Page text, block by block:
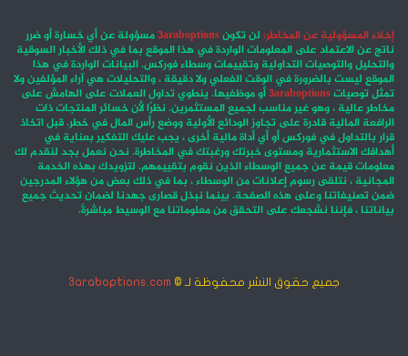
إخلاء المسؤولية عن المخاطر: لن تكون3araboptionsمسؤولة عن أي خسارة أو ضرر
ناتج عن الاعتماد على المعلومات الواردة في هذا الموقع بما في ذلك الأخبار السوقية
والتحليل والتوصيات التداولية وتقييمات وسطاء فوركس. البيانات الواردة في هذا
الموقع ليست بالضرورة في الوقت الفعلي ولا دقيقة ، والتحليلات هي آراء المؤلفين ولا
تمثل توصيات3araboptionsأو موظفيها. ينطوي تداول العملات على الهامش على
مخاطر عالية ، وهو غير مناسب لجميع المستثمرين. نظرًا لأن خسائر المنتجات ذات
الرافعة المالية قادرة على تجاوز الودائع الأولية ووضع رأس المال في خطر. قبل اتخاذ
قرار بالتداول في فوركس أو أي أداة مالية أخرى ، يجب عليك التفكير بعناية في
أهدافك الاستثمارية ومستوى خبرتك ورغبتك في المخاطرة. نحن نعمل بجد لنقدم لك
معلومات قيمة عن جميع الوسطاء الذين نقوم بتقييمهم. لتزويدك بهذه الخدمة
المجانية ، نتلقى رسوم إعلانات من الوسطاء ، بما في ذلك بعض من هؤلاء المدرجين
ضمن تصنيفاتنا وعلى هذه الصفحة. بينما نبذل قصارى جهدنا لضمان تحديث جميع
بياناتنا ، فإننا نشجعك على التحقق من معلوماتنا مع الوسيط مباشرةً.
جميع حقوق النشر محفوظة لـ © 3araboptions.com